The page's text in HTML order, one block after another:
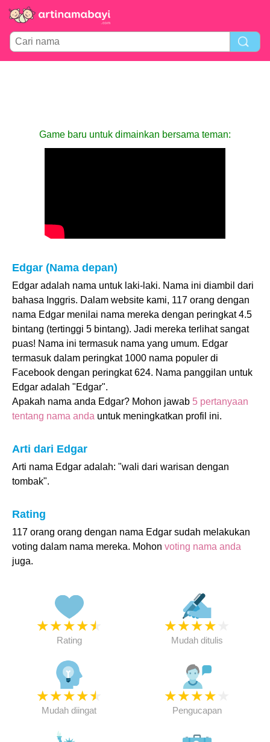
Game baru untuk dimainkan bersama teman:
Edgar (Nama depan)
Edgar adalah nama untuk laki-laki. Nama ini diambil dari
bahasa Inggris. Dalam website kami, 117 orang dengan
nama Edgar menilai nama mereka dengan peringkat 4.5
bintang (tertinggi 5 bintang). Jadi mereka terlihat sangat
puas! Nama ini termasuk nama yang umum. Edgar
termasuk dalam peringkat 1000 nama populer di
Facebook dengan peringkat 624. Nama panggilan untuk
Edgar adalah "Edgar".
Apakah nama anda Edgar? Mohon jawab 5 pertanyaan
tentang nama anda untuk meningkatkan profil ini.
Arti dari Edgar
Arti nama Edgar adalah: "wali dari warisan dengan
tombak".
Rating
117 orang orang dengan nama Edgar sudah melakukan
voting dalam nama mereka. Mohon voting nama anda
juga.
★★★★★
Rating
★★★★
Mudah ditulis
★★★★★
Mudah diingat
★★★★
Pengucapan